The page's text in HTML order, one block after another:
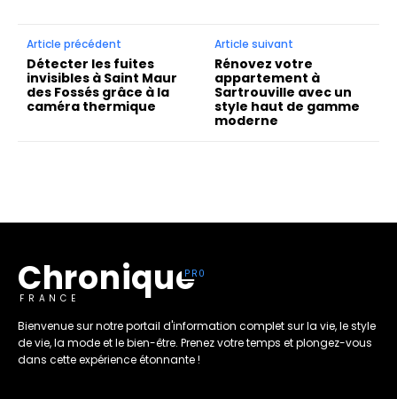
Article précédent
Détecter les fuites
invisibles à Saint Maur
des Fossés grâce à la
caméra thermique
Article suivant
Rénovez votre
appartement à
Sartrouville avec un
style haut de gamme
moderne
Chronique
FRANCE
Bienvenue sur notre portail d'information complet sur la vie, le style
de vie, la mode et le bien-être. Prenez votre temps et plongez-vous
dans cette expérience étonnante !